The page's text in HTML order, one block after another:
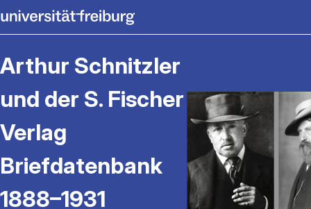
Arthur Schnitzler
und der S. Fischer
Verlag
Briefdatenbank
1888–1931